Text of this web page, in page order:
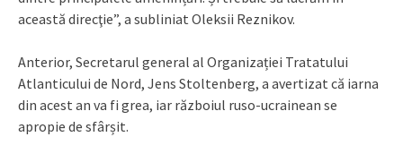
această direcţie”, a subliniat Oleksii Reznikov.
Anterior, Secretarul general al Organizației Tratatului
Atlanticului de Nord, Jens Stoltenberg, a avertizat că iarna
din acest an va fi grea, iar războiul ruso-ucrainean se
apropie de sfârșit.